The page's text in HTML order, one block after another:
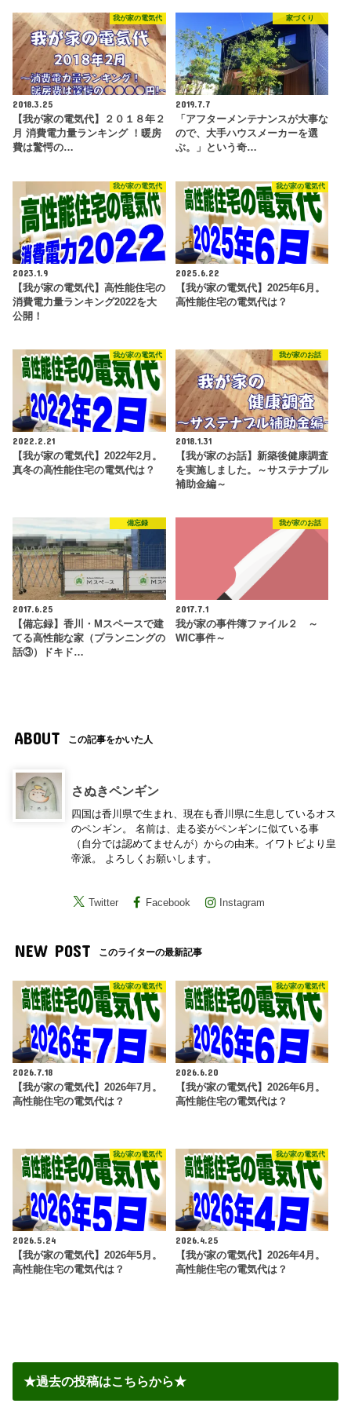
我が家の電気代
2018.3.25
【我が家の電気代】２０１８年２
月 消費電力量ランキング ！暖房
費は驚愕の…
家づくり
2019.7.7
「アフターメンテナンスが大事な
ので、大手ハウスメーカーを選
ぶ。」という奇…
我が家の電気代
2023.1.9
【我が家の電気代】高性能住宅の
消費電力量ランキング2022を大
公開！
我が家の電気代
2025.6.22
【我が家の電気代】2025年6月。
高性能住宅の電気代は？
我が家の電気代
2022.2.21
【我が家の電気代】2022年2月。
真冬の高性能住宅の電気代は？
我が家のお話
2018.1.31
【我が家のお話】新築後健康調査
を実施しました。～サステナブル
補助金編～
備忘録
2017.6.25
【備忘録】香川・Mスペースで建
てる高性能な家（プランニングの
話③）ドキド…
我が家のお話
2017.7.1
我が家の事件簿ファイル２ ～
WIC事件～
ABOUT この記事をかいた人
さぬきペンギン
四国は香川県で生まれ、現在も香川県に生息しているオス
のペンギン。 名前は、走る姿がペンギンに似ている事
（自分では認めてませんが）からの由来。イワトビより皇
帝派。 よろしくお願いします。
Twitter Facebook Instagram
NEW POST このライターの最新記事
我が家の電気代
2026.7.18
【我が家の電気代】2026年7月。
高性能住宅の電気代は？
我が家の電気代
2026.6.20
【我が家の電気代】2026年6月。
高性能住宅の電気代は？
我が家の電気代
2026.5.24
【我が家の電気代】2026年5月。
高性能住宅の電気代は？
我が家の電気代
2026.4.25
【我が家の電気代】2026年4月。
高性能住宅の電気代は？
★過去の投稿はこちらから★